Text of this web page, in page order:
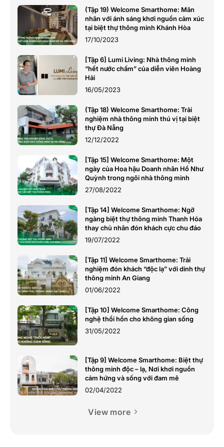
(Tập 19) Welcome Smarthome: Mãn
nhãn với ánh sáng khơi nguồn cảm xúc
tại biệt thự thông minh Khánh Hòa
17/10/2023
[Tập 6] Lumi Living: Nhà thông minh
“hết nước chấm” của diễn viên Hoàng
Hải
16/05/2023
(Tập 18) Welcome Smarthome: Trải
nghiệm nhà thông minh thú vị tại biệt
thự Đà Nẵng
12/12/2022
[Tập 15] Welcome Smarthome: Một
ngày của Hoa hậu Doanh nhân Hồ Như
Quỳnh trong ngôi nhà thông minh
27/08/2022
[Tập 14] Welcome Smarthome: Ngỡ
ngàng biệt thự thông minh Thanh Hóa
thay chủ nhân đón khách cực chu đáo
19/07/2022
[Tập 11] Welcome Smarthome: Trải
nghiệm đón khách “độc lạ” với dinh thự
thông minh An Giang
01/06/2022
[Tập 10] Welcome Smarthome: Công
nghệ thổi hồn cho không gian sống
31/05/2022
[Tập 9] Welcome Smarthome: Biệt thự
thông minh độc – lạ, Nơi khơi nguồn
cảm hứng và sống với đam mê
02/04/2022
View more